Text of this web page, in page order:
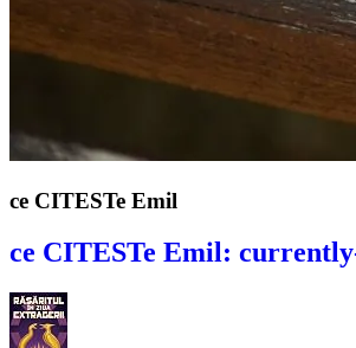
ce CITESTe Emil
ce CITESTe Emil: